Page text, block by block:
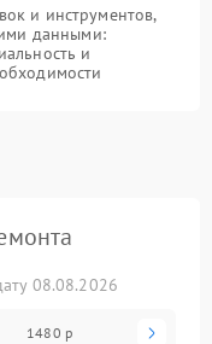
и инструментов,
данными:
и
08.08.2026
1480 р